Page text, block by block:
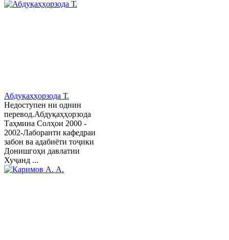
Абдуқаҳҳорзода Т.
Недоступен ни однин
перевод.Абдуқаҳҳорзода
Таҳмина Солҳои 2000 -
2002-Лаборанти кафедраи
забон ва адабиёти тоҷики
Донишгоҳи давлатии
Хуҷанд ...